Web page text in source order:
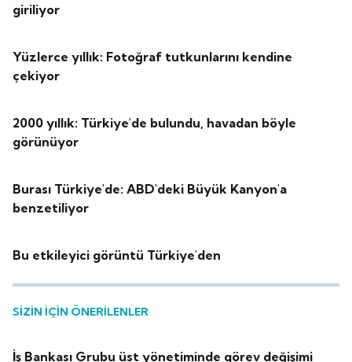
giriliyor
Yüzlerce yıllık: Fotoğraf tutkunlarını kendine
çekiyor
2000 yıllık: Türkiye'de bulundu, havadan böyle
görünüyor
Burası Türkiye'de: ABD'deki Büyük Kanyon'a
benzetiliyor
Bu etkileyici görüntü Türkiye'den
SİZİN İÇİN ÖNERİLENLER
İş Bankası Grubu üst yönetiminde görev değişimi